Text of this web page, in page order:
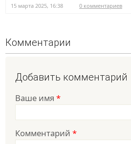
15 марта 2025, 16:38 0 комментариев
Комментарии
Добавить комментарий
Ваше имя *
Комментарий *